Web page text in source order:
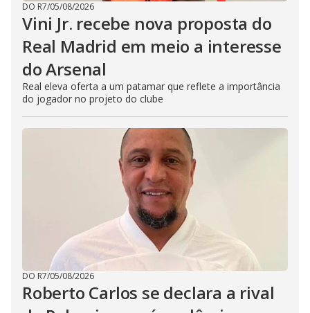
DO R7/05/08/2026
Vini Jr. recebe nova proposta do
Real Madrid em meio a interesse
do Arsenal
Real eleva oferta a um patamar que reflete a importância
do jogador no projeto do clube
DO R7/05/08/2026
Roberto Carlos se declara a rival